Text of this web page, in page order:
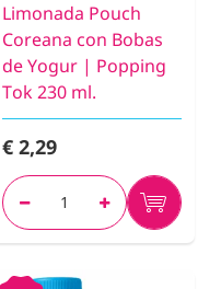
Limonada Pouch
Coreana con Bobas
de Yogur | Popping
Tok 230 ml.
€ 2,29